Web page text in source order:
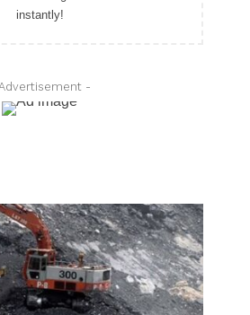
instantly!
-